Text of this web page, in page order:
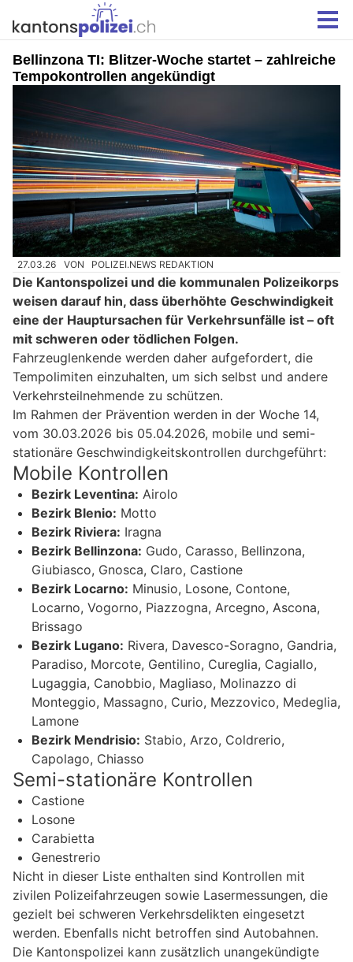
Bellinzona TI: Blitzer-Woche startet – zahlreiche
Tempokontrollen angekündigt
27.03.26 VON POLIZEI.NEWS REDAKTION
Die Kantonspolizei und die kommunalen Polizeikorps
weisen darauf hin, dass überhöhte Geschwindigkeit
eine der Hauptursachen für Verkehrsunfälle ist – oft
mit schweren oder tödlichen Folgen.
Fahrzeuglenkende werden daher aufgefordert, die
Tempolimiten einzuhalten, um sich selbst und andere
Verkehrsteilnehmende zu schützen.
Im Rahmen der Prävention werden in der Woche 14,
vom 30.03.2026 bis 05.04.2026, mobile und semi-
stationäre Geschwindigkeitskontrollen durchgeführt:
Mobile Kontrollen
Bezirk Leventina: Airolo
Bezirk Blenio: Motto
Bezirk Riviera: Iragna
Bezirk Bellinzona: Gudo, Carasso, Bellinzona,
Giubiasco, Gnosca, Claro, Castione
Bezirk Locarno: Minusio, Losone, Contone,
Locarno, Vogorno, Piazzogna, Arcegno, Ascona,
Brissago
Bezirk Lugano: Rivera, Davesco-Soragno, Gandria,
Paradiso, Morcote, Gentilino, Cureglia, Cagiallo,
Lugaggia, Canobbio, Magliaso, Molinazzo di
Monteggio, Massagno, Curio, Mezzovico, Medeglia,
Lamone
Bezirk Mendrisio: Stabio, Arzo, Coldrerio,
Capolago, Chiasso
Semi-stationäre Kontrollen
Castione
Losone
Carabietta
Genestrerio
Nicht in dieser Liste enthalten sind Kontrollen mit
zivilen Polizeifahrzeugen sowie Lasermessungen, die
gezielt bei schweren Verkehrsdelikten eingesetzt
werden. Ebenfalls nicht betroffen sind Autobahnen.
Die Kantonspolizei kann zusätzlich unangekündigte